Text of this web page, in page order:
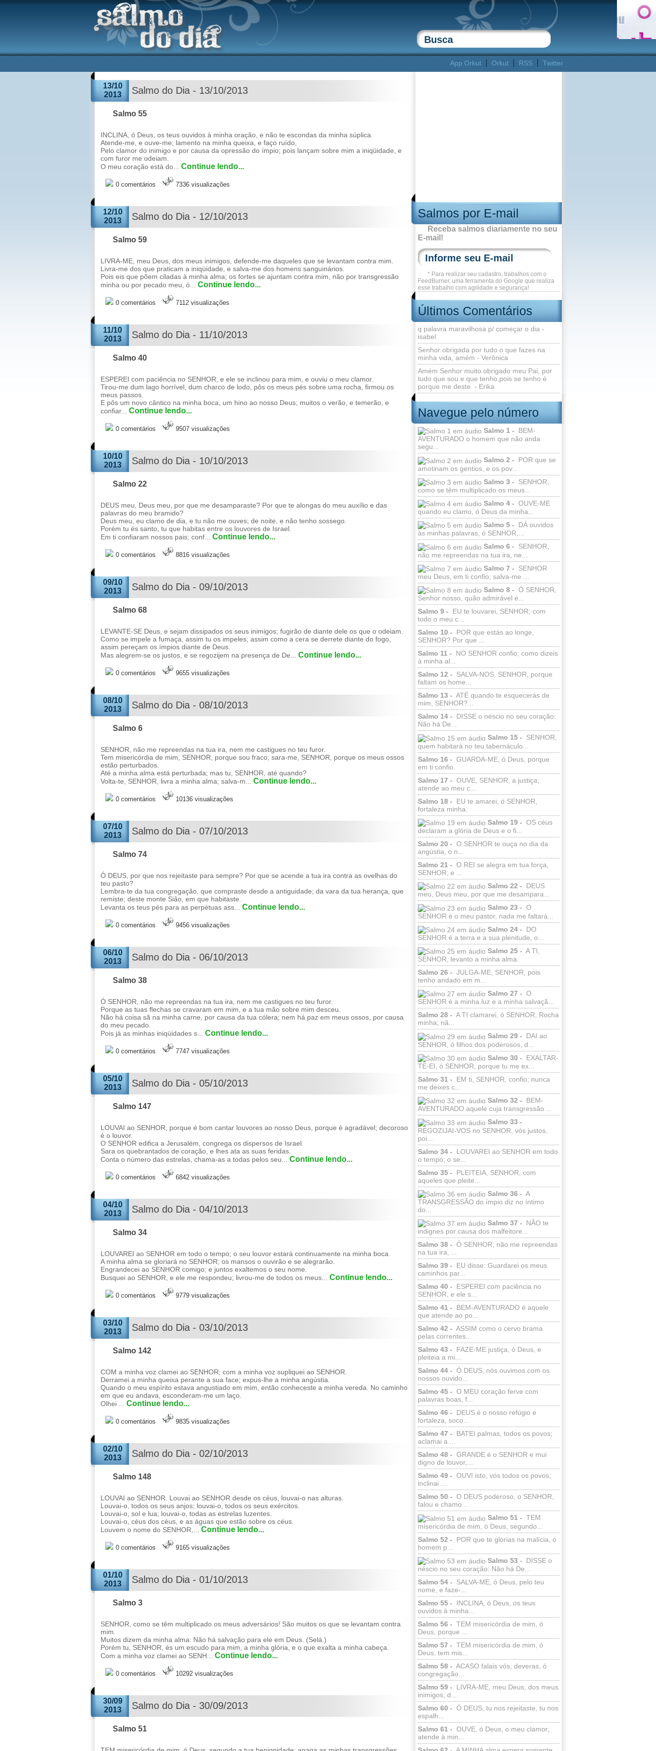
App Orkut Orkut RSS Twitter
Salmos por E-mail
Receba salmos diariamente no seu
E-mail!
* Para realizar seu cadastro, trabalhos com o
FeedBurner, uma ferramenta do Google que realiza
esse trabalho com agilidade e segurança!
Últimos Comentários
q palavra maravilhosa p/ começar o dia -
isabel
Senhor obrigada por tudo o que fazes na
minha vida, amém - Verônica
Amém Senhor muito obrigado meu Pai, por
tudo que sou e que tenho,pois se tenho é
porque me deste. - Erika
Navegue pelo número
Salmo 1 -
BEM-
AVENTURADO o homem que não anda
segu...
Salmo 2 -
POR que se
amotinam os gentios, e os pov...
Salmo 3 -
SENHOR,
como se têm multiplicado os meus...
Salmo 4 - OUVE-ME
quando eu clamo, ó Deus da minha...
Salmo 5 -
DÁ ouvidos
às minhas palavras, ó SENHOR,...
Salmo 6 -
SENHOR,
não me repreendas na tua ira, ne...
Salmo 7 -
SENHOR
meu Deus, em ti confio; salva-me ...
Salmo 8 - Ó SENHOR,
Senhor nosso, quão admirável é...
Salmo 9 -
EU te louvarei, SENHOR, com
todo o meu c...
Salmo 10 -
POR que estás ao longe,
SENHOR? Por que ...
Salmo 11 -
NO SENHOR confio; como dizeis
à minha al...
Salmo 12 -
SALVA-NOS, SENHOR, porque
faltam os home...
Salmo 13 - ATÉ quando te esquecerás de
mim, SENHOR?...
Salmo 14 -
DISSE o néscio no seu coração:
Não há De...
Salmo 15 -
SENHOR,
quem habitará no teu tabernáculo...
Salmo 16 - GUARDA-ME, ó Deus, porque
em ti confio.
Salmo 17 - OUVE, SENHOR, a justiça;
atende ao meu c...
Salmo 18 -
EU te amarei, ó SENHOR,
fortaleza minha.
Salmo 19 - OS céus
declaram a glória de Deus e o fi...
Salmo 20 - O SENHOR te ouça no dia da
angústia, o n...
Salmo 21 - O REI se alegra em tua força,
SENHOR; e ...
Salmo 22 -
DEUS
meu, Deus meu, por que me desampara...
Salmo 23 - O
SENHOR é o meu pastor, nada me faltará...
Salmo 24 -
DO
SENHOR é a terra e a sua plenitude, o...
Salmo 25 - A TI,
SENHOR, levanto a minha alma.
Salmo 26 - JULGA-ME, SENHOR, pois
tenho andado em m...
Salmo 27 - O
SENHOR é a minha luz e a minha salvaçã...
Salmo 28 - A TI clamarei, ó SENHOR, Rocha
minha; nã...
Salmo 29 -
DAI ao
SENHOR, ó filhos dos poderosos, d...
Salmo 30 -
EXALTAR-
TE-EI, ó SENHOR, porque tu me ex...
Salmo 31 -
EM ti, SENHOR, confio; nunca
me deixes c...
Salmo 32 -
BEM-
AVENTURADO aquele cuja transgressão ...
Salmo 33 -
REGOZIJAI-VOS no SENHOR, vós justos,
poi...
Salmo 34 -
LOUVAREI ao SENHOR em todo
o tempo; o se...
Salmo 35 -
PLEITEIA, SENHOR, com
aqueles que pleite...
Salmo 36 - A
TRANSGRESSÃO do ímpio diz no íntimo
do...
Salmo 37 -
NÃO te
indignes por causa dos malfeitore...
Salmo 38 - Ó SENHOR, não me repreendas
na tua ira, ...
Salmo 39 -
EU disse: Guardarei os meus
caminhos par...
Salmo 40 -
ESPEREI com paciência no
SENHOR, e ele s...
Salmo 41 -
BEM-AVENTURADO é aquele
que atende ao po...
Salmo 42 - ASSIM como o cervo brama
pelas correntes...
Salmo 43 -
FAZE-ME justiça, ó Deus, e
pleiteia a mi...
Salmo 44 - Ó DEUS, nós ouvimos com os
nossos ouvido...
Salmo 45 - O MEU coração ferve com
palavras boas, f...
Salmo 46 -
DEUS é o nosso refúgio e
fortaleza, soco...
Salmo 47 -
BATEI palmas, todos os povos;
aclamai a ...
Salmo 48 - GRANDE é o SENHOR e mui
digno de louvor,...
Salmo 49 - OUVI isto, vós todos os povos;
inclinai ...
Salmo 50 - O DEUS poderoso, o SENHOR,
falou e chamo...
Salmo 51 - TEM
misericórdia de mim, ó Deus, segundo...
Salmo 52 -
POR que te glorias na malícia, ó
homem p...
Salmo 53 -
DISSE o
néscio no seu coração: Não há De...
Salmo 54 -
SALVA-ME, ó Deus, pelo teu
nome, e faze-...
Salmo 55 -
INCLINA, ó Deus, os teus
ouvidos à minha...
Salmo 56 - TEM misericórdia de mim, ó
Deus, porque ...
Salmo 57 - TEM misericórdia de mim, ó
Deus, tem mis...
Salmo 58 - ACASO falais vós, deveras, ó
congregação...
Salmo 59 -
LIVRA-ME, meu Deus, dos meus
inimigos, d...
Salmo 60 - Ó DEUS, tu nos rejeitaste, tu nos
espalh...
Salmo 61 - OUVE, ó Deus, o meu clamor;
atende à min...
13/10
2013
Salmo do Dia - 13/10/2013
Salmo 55
INCLINA, ó Deus, os teus ouvidos à minha oração, e não te escondas da minha súplica.
Atende-me, e ouve-me; lamento na minha queixa, e faço ruído,
Pelo clamor do inimigo e por causa da opressão do ímpio; pois lançam sobre mim a iniqüidade, e
com furor me odeiam.
O meu coração está do... Continue lendo...
0 comentários 7336 visualizações
12/10
2013
Salmo do Dia - 12/10/2013
Salmo 59
LIVRA-ME, meu Deus, dos meus inimigos, defende-me daqueles que se levantam contra mim.
Livra-me dos que praticam a iniqüidade, e salva-me dos homens sanguinários.
Pois eis que põem ciladas à minha alma; os fortes se ajuntam contra mim, não por transgressão
minha ou por pecado meu, ó... Continue lendo...
0 comentários 7112 visualizações
11/10
2013
Salmo do Dia - 11/10/2013
Salmo 40
ESPEREI com paciência no SENHOR, e ele se inclinou para mim, e ouviu o meu clamor.
Tirou-me dum lago horrível, dum charco de lodo, pôs os meus pés sobre uma rocha, firmou os
meus passos.
E pôs um novo cântico na minha boca, um hino ao nosso Deus; muitos o verão, e temerão, e
confiar... Continue lendo...
0 comentários 9507 visualizações
10/10
2013
Salmo do Dia - 10/10/2013
Salmo 22
DEUS meu, Deus meu, por que me desamparaste? Por que te alongas do meu auxílio e das
palavras do meu bramido?
Deus meu, eu clamo de dia, e tu não me ouves; de noite, e não tenho sossego.
Porém tu és santo, tu que habitas entre os louvores de Israel.
Em ti confiaram nossos pais; conf... Continue lendo...
0 comentários 8816 visualizações
09/10
2013
Salmo do Dia - 09/10/2013
Salmo 68
LEVANTE-SE Deus, e sejam dissipados os seus inimigos; fugirão de diante dele os que o odeiam.
Como se impele a fumaça, assim tu os impeles; assim como a cera se derrete diante do fogo,
assim pereçam os ímpios diante de Deus.
Mas alegrem-se os justos, e se regozijem na presença de De... Continue lendo...
0 comentários 9655 visualizações
08/10
2013
Salmo do Dia - 08/10/2013
Salmo 6
SENHOR, não me repreendas na tua ira, nem me castigues no teu furor.
Tem misericórdia de mim, SENHOR, porque sou fraco; sara-me, SENHOR, porque os meus ossos
estão perturbados.
Até a minha alma está perturbada; mas tu, SENHOR, até quando?
Volta-te, SENHOR, livra a minha alma; salva-m... Continue lendo...
0 comentários 10136 visualizações
07/10
2013
Salmo do Dia - 07/10/2013
Salmo 74
Ó DEUS, por que nos rejeitaste para sempre? Por que se acende a tua ira contra as ovelhas do
teu pasto?
Lembra-te da tua congregação, que compraste desde a antiguidade; da vara da tua herança, que
remiste; deste monte Sião, em que habitaste.
Levanta os teus pés para as perpétuas ass... Continue lendo...
0 comentários 9456 visualizações
06/10
2013
Salmo do Dia - 06/10/2013
Salmo 38
Ó SENHOR, não me repreendas na tua ira, nem me castigues no teu furor.
Porque as tuas flechas se cravaram em mim, e a tua mão sobre mim desceu.
Não há coisa sã na minha carne, por causa da tua cólera; nem há paz em meus ossos, por causa
do meu pecado.
Pois já as minhas iniqüidades s... Continue lendo...
0 comentários 7747 visualizações
05/10
2013
Salmo do Dia - 05/10/2013
Salmo 147
LOUVAI ao SENHOR, porque é bom cantar louvores ao nosso Deus, porque é agradável; decoroso
é o louvor.
O SENHOR edifica a Jerusalém, congrega os dispersos de Israel.
Sara os quebrantados de coração, e lhes ata as suas feridas.
Conta o número das estrelas, chama-as a todas pelos seu... Continue lendo...
0 comentários 6842 visualizações
04/10
2013
Salmo do Dia - 04/10/2013
Salmo 34
LOUVAREI ao SENHOR em todo o tempo; o seu louvor estará continuamente na minha boca.
A minha alma se gloriará no SENHOR; os mansos o ouvirão e se alegrarão.
Engrandecei ao SENHOR comigo; e juntos exaltemos o seu nome.
Busquei ao SENHOR, e ele me respondeu; livrou-me de todos os meus... Continue lendo...
0 comentários 9779 visualizações
03/10
2013
Salmo do Dia - 03/10/2013
Salmo 142
COM a minha voz clamei ao SENHOR; com a minha voz supliquei ao SENHOR.
Derramei a minha queixa perante a sua face; expus-lhe a minha angústia.
Quando o meu espírito estava angustiado em mim, então conheceste a minha vereda. No caminho
em que eu andava, esconderam-me um laço.
Olhei ... Continue lendo...
0 comentários 9835 visualizações
02/10
2013
Salmo do Dia - 02/10/2013
Salmo 148
LOUVAI ao SENHOR. Louvai ao SENHOR desde os céus, louvai-o nas alturas.
Louvai-o, todos os seus anjos; louvai-o, todos os seus exércitos.
Louvai-o, sol e lua; louvai-o, todas as estrelas luzentes.
Louvai-o, céus dos céus, e as águas que estão sobre os céus.
Louvem o nome do SENHOR,... Continue lendo...
0 comentários 9165 visualizações
01/10
2013
Salmo do Dia - 01/10/2013
Salmo 3
SENHOR, como se têm multiplicado os meus adversários! São muitos os que se levantam contra
mim.
Muitos dizem da minha alma: Não há salvação para ele em Deus. (Selá.)
Porém tu, SENHOR, és um escudo para mim, a minha glória, e o que exalta a minha cabeça.
Com a minha voz clamei ao SENH... Continue lendo...
0 comentários 10292 visualizações
30/09
2013
Salmo do Dia - 30/09/2013
Salmo 51